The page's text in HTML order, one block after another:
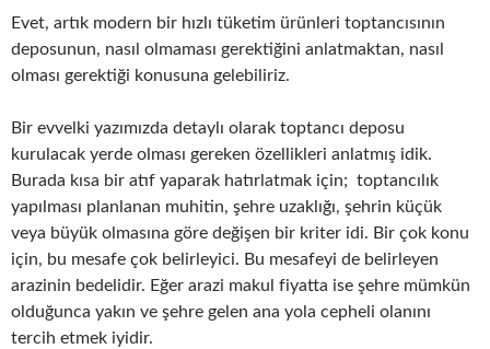
Evet, artık modern bir hızlı tüketim ürünleri toptancısının
deposunun, nasıl olmaması gerektiğini anlatmaktan, nasıl
olması gerektiği konusuna gelebiliriz.
Bir evvelki yazımızda detaylı olarak toptancı deposu
kurulacak yerde olması gereken özellikleri anlatmış idik.
Burada kısa bir atıf yaparak hatırlatmak için; toptancılık
yapılması planlanan muhitin, şehre uzaklığı, şehrin küçük
veya büyük olmasına göre değişen bir kriter idi. Bir çok konu
için, bu mesafe çok belirleyici. Bu mesafeyi de belirleyen
arazinin bedelidir. Eğer arazi makul fiyatta ise şehre mümkün
olduğunca yakın ve şehre gelen ana yola cepheli olanını
tercih etmek iyidir.